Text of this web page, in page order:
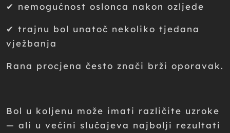
✔ nemogućnost oslonca nakon ozljede
✔ trajnu bol unatoč nekoliko tjedana
vježbanja
Rana procjena često znači brži oporavak.
Bol u koljenu može imati različite uzroke
— ali u većini slučajeva najbolji rezultati